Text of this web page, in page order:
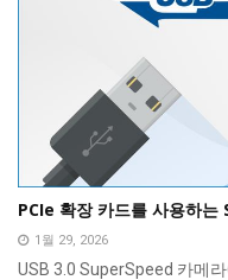
PCIe 확장 카드를 사용하
1월 29, 2026
USB 3.0 SuperSpeed 카메